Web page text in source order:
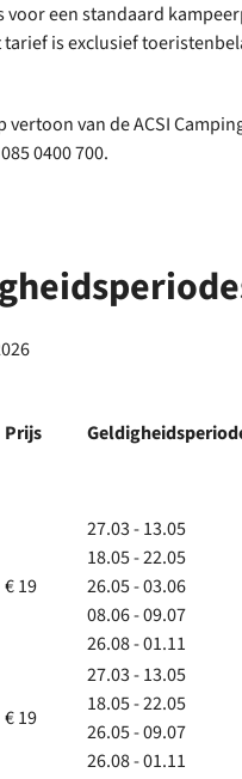
een standaard
is exclusief
van de ACSI
0400 700.
Prijs
€ 19
27.03 - 13.05
18.05 - 22.05
26.05 - 03.06
08.06 - 09.07
26.08 - 01.11
€ 19
27.03 - 13.05
18.05 - 22.05
26.05 - 09.07
26.08 - 01.11